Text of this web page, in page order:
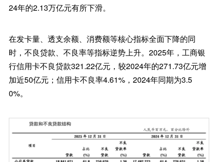
24年的2.13万亿元有所下滑。
在发卡量、透支余额、消费额等核心指标全面下降的同
时，不良贷款、不良率等指标逆势上升。2025年，工商银
行信用卡不良贷款321.22亿元，较2024年的271.73亿元增
加近50亿元；信用卡不良率4.61%，2024年同期为3.5
0%。